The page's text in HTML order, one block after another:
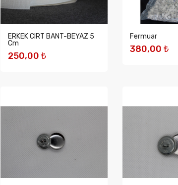
ERKEK CIRT BANT-BEYAZ 5
Cm
250,00 ₺
Fermuar
380,00 ₺